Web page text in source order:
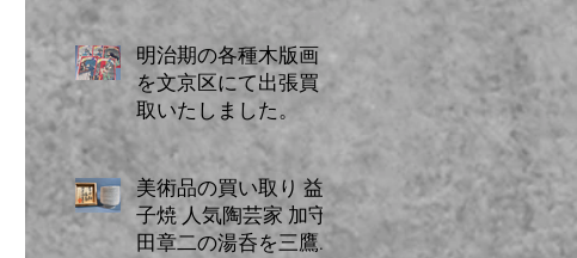
ミでご紹介のお客様
からのご依頼。
明治期の各種木版画
を文京区にて出張買
取いたしました。
美術品の買い取り 益
子焼 人気陶芸家 加守
田章二の湯呑を三鷹